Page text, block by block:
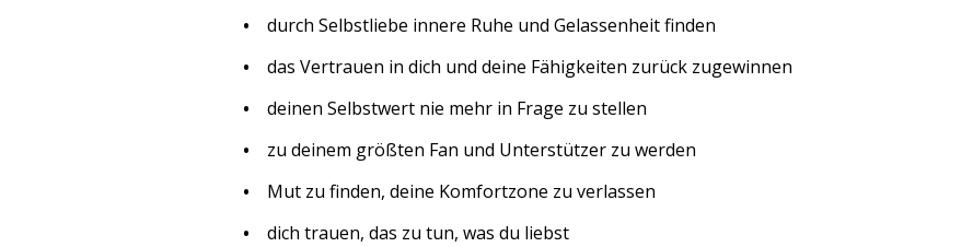
•
durch Selbstliebe innere Ruhe und Gelassenheit finden
•
das Vertrauen in dich und deine Fähigkeiten zurück zugewinnen
•
deinen Selbstwert nie mehr in Frage zu stellen
•
zu deinem größten Fan und Unterstützer zu werden
•
Mut zu finden, deine Komfortzone zu verlassen
•
dich trauen, das zu tun, was du liebst